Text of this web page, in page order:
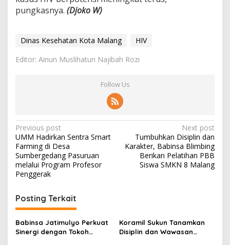
pungkasnya. (Djoko W)
Dinas Kesehatan Kota Malang
HIV
Editor: Ainun Muslihatun Najibah Rozi
Follow Us
P
o
s
t
a
v
i
Previous post
UMM Hadirkan Sentra Smart
Farming di Desa
Sumbergedang Pasuruan
melalui Program Profesor
Penggerak
Next post
Tumbuhkan Disiplin dan
Karakter, Babinsa Blimbing
Berikan Pelatihan PBB
Siswa SMKN 8 Malang
Posting Terkait
Babinsa Jatimulyo Perkuat
Sinergi dengan Tokoh
Koramil Sukun Tanamkan
Disiplin dan Wawasan